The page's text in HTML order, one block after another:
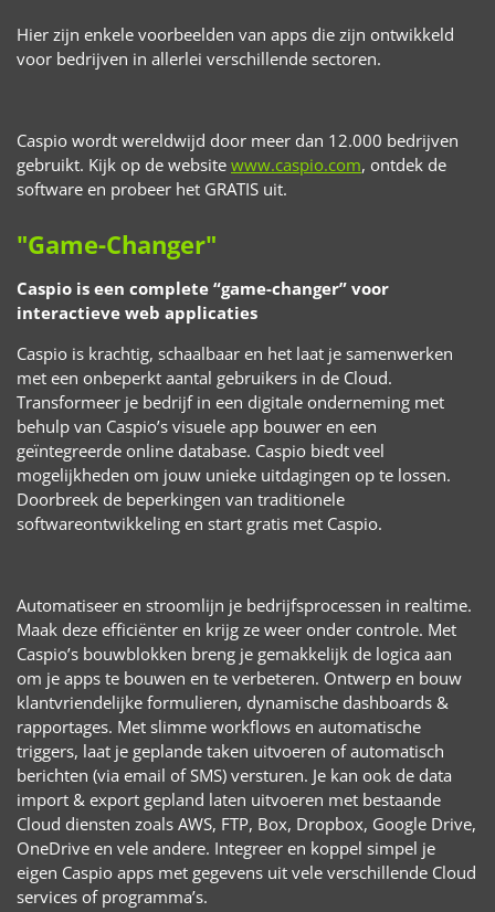
Hier zijn enkele voorbeelden van apps die zijn ontwikkeld
voor bedrijven in allerlei verschillende sectoren.
Caspio wordt wereldwijd door meer dan 12.000 bedrijven
gebruikt. Kijk op de website www.caspio.com, ontdek de
software en probeer het GRATIS uit.
"Game-Changer"
Caspio is een complete “game-changer” voor
interactieve web applicaties
Caspio is krachtig, schaalbaar en het laat je samenwerken
met een onbeperkt aantal gebruikers in de Cloud.
Transformeer je bedrijf in een digitale onderneming met
behulp van Caspio’s visuele app bouwer en een
geïntegreerde online database. Caspio biedt veel
mogelijkheden om jouw unieke uitdagingen op te lossen.
Doorbreek de beperkingen van traditionele
softwareontwikkeling en start gratis met Caspio.
Automatiseer en stroomlijn je bedrijfsprocessen in realtime.
Maak deze efficiënter en krijg ze weer onder controle. Met
Caspio’s bouwblokken breng je gemakkelijk de logica aan
om je apps te bouwen en te verbeteren. Ontwerp en bouw
klantvriendelijke formulieren, dynamische dashboards &
rapportages. Met slimme workflows en automatische
triggers, laat je geplande taken uitvoeren of automatisch
berichten (via email of SMS) versturen. Je kan ook de data
import & export gepland laten uitvoeren met bestaande
Cloud diensten zoals AWS, FTP, Box, Dropbox, Google Drive,
OneDrive en vele andere. Integreer en koppel simpel je
eigen Caspio apps met gegevens uit vele verschillende Cloud
services of programma’s.